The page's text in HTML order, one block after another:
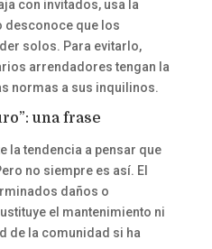
con invitados, usa la
desconoce que los
solos. Para evitarlo,
arrendadores tengan la
normas a sus inquilinos.
una frase
la tendencia a pensar que
no siempre es así. El
daños o
el mantenimiento ni
de la comunidad si ha